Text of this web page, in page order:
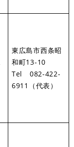
東広島市西条昭
和町13-10
Tel 082-422-
6911（代表）